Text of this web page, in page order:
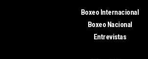
Boxeo Internacional
Boxeo Nacional
Entrevistas